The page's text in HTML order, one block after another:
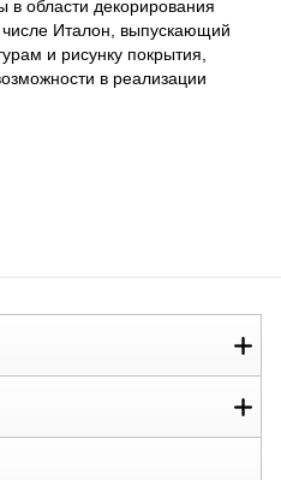
области декорирования
числе Италон, выпускающий
и рисунку покрытия,
в реализации